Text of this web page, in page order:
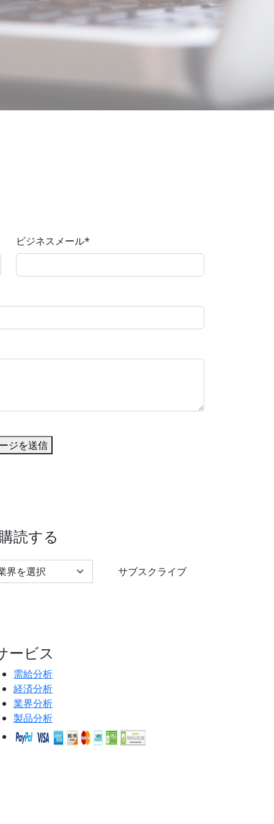
ビジネスメール*
ジを送信
読する
Industry サブスクライブ
ービス
需給分析
経済分析
業界分析
製品分析